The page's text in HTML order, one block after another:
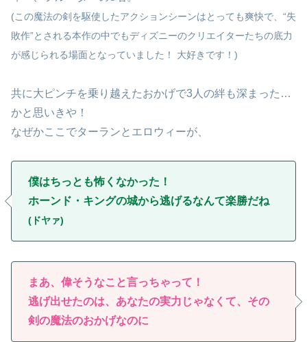
(この魔法の剣を駆使したアクションシーンはとっても爽快で、“失
敗作”とされる本作の中でもディズニーのクリエイターたちの底力
が感じられる場面となっていました！ 大好きです！)
共に大ピンチを乗り越えたおかげで3人の絆も深まった…
かと思いきや！
なぜかここでターランとエロウィーが、
僕はちっとも怖くなかった！
ホーンド・キングの城から逃げるなんて楽勝だね
(ドヤァ)
まあ、偉そうなこと言っちゃって！
逃げ出せたのは、あなたの実力じゃなくて、その
剣の魔法のおかげなのに